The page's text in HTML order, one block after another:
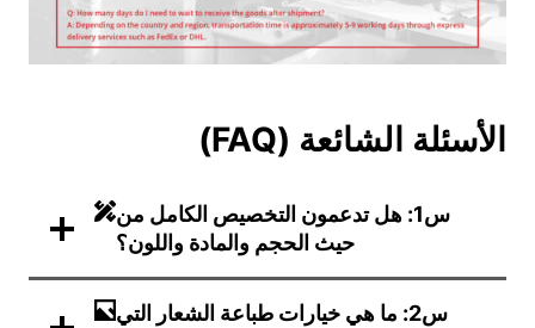
الأسئلة الشائعة (FAQ)
س1: هل تدعمون التخصيص الكامل من
حيث الحجم والمادة واللون؟
س2: ما هي خيارات طباعة الشعار التي